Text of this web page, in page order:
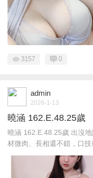
3157 0
admin
2026-1-13
曉涵 162.E.48.25歲
曉涵 162.E.48.25歲 出沒
材微肉、長相還不錯，口技